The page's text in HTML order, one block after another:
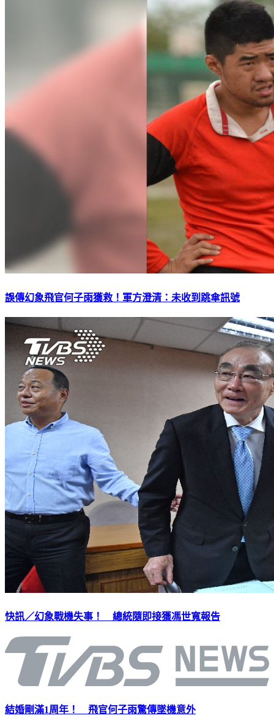
誤傳幻象飛官何子雨獲救！軍方澄清：未收到跳傘訊號
快訊／幻象戰機失事！ 總統隨即接獲馮世寬報告
結婚剛滿1周年！ 飛官何子雨驚傳墜機意外